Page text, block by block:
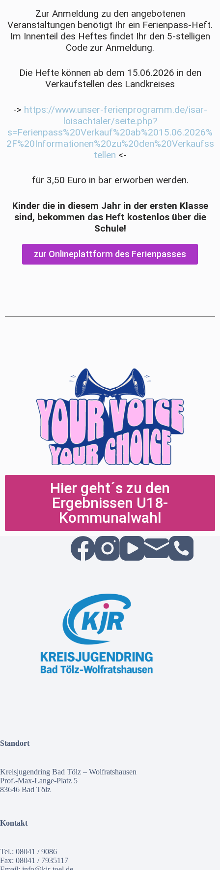
Zur Anmeldung zu den angebotenen
Veranstaltungen benötigt Ihr ein Ferienpass-Heft.
Im Innenteil des Heftes findet Ihr den 5-stelligen
Code zur Anmeldung.
Die Hefte können ab dem 15.06.2026 in den
Verkaufstellen des Landkreises
-> https://www.unser-ferienprogramm.de/isar-
loisachtaler/seite.php?
s=Ferienpass%20Verkauf%20ab%2015.06.2026%
2F%20Informationen%20zu%20den%20Verkaufss
tellen <-
für 3,50 Euro in bar erworben werden.
Kinder die in diesem Jahr in der ersten Klasse
sind, bekommen das Heft kostenlos über die
Schule!
zur Onlineplattform des Ferienpasses
Hier geht´s zu den
Ergebnissen U18-
Kommunalwahl
Standort
Kreisjugendring Bad Tölz – Wolfratshausen
Prof.-Max-Lange-Platz 5
83646 Bad Tölz
Kontakt
Tel.: 08041 / 9086
Fax: 08041 / 7935117